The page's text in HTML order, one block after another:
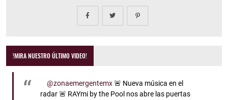
!MIRA NUESTRO ÚLTIMO VIDEO!
@zonaemergentemx🚨 Nueva música en el
radar 🚨 RAYmi by the Pool nos abre las puertas